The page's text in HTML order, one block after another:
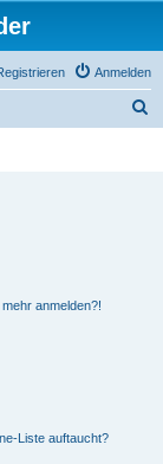
Anmelden
anmelden?!
Liste auftaucht?